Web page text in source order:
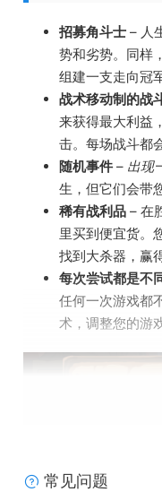
招募角斗士 – 人
势和劣势。同样
组建一支走向冠
战术移动制的战
来获得最大利益
击。每场战斗都
随机事件 – 出现
生，但它们会带
稀有战利品 – 在
里买到便宜货。
找到大杀器，赢
每次尝试都是不
任何一次游戏都
术，调整您的游
常见问题